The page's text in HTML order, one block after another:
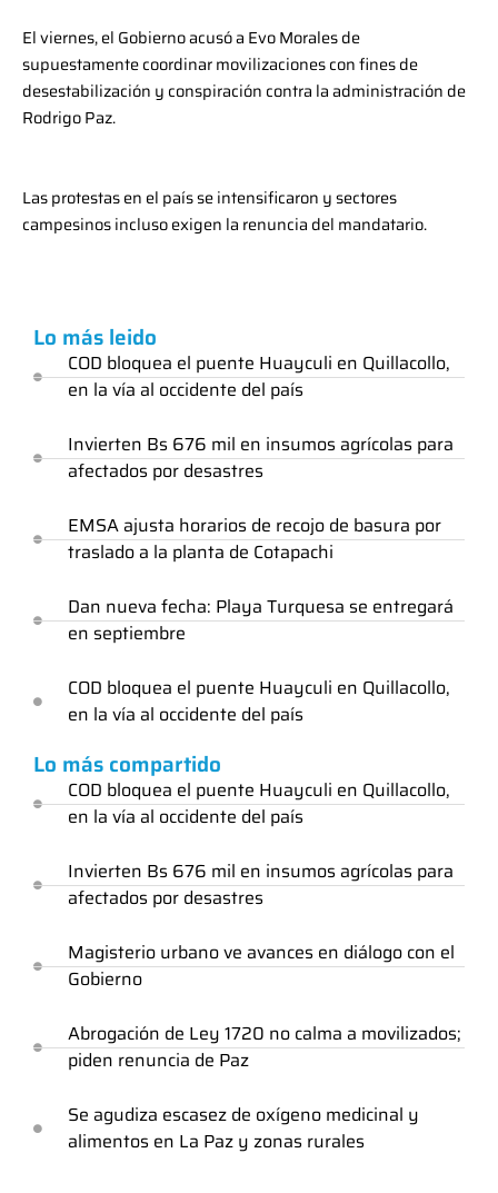
El viernes, el Gobierno acusó a Evo Morales de
supuestamente coordinar movilizaciones con fines de
desestabilización y conspiración contra la administración de
Rodrigo Paz.
Las protestas en el país se intensificaron y sectores
campesinos incluso exigen la renuncia del mandatario.
Lo más leido
COD bloquea el puente Huayculi en Quillacollo,
en la vía al occidente del país
Invierten Bs 676 mil en insumos agrícolas para
afectados por desastres
EMSA ajusta horarios de recojo de basura por
traslado a la planta de Cotapachi
Dan nueva fecha: Playa Turquesa se entregará
en septiembre
COD bloquea el puente Huayculi en Quillacollo,
en la vía al occidente del país
Lo más compartido
COD bloquea el puente Huayculi en Quillacollo,
en la vía al occidente del país
Invierten Bs 676 mil en insumos agrícolas para
afectados por desastres
Magisterio urbano ve avances en diálogo con el
Gobierno
Abrogación de Ley 1720 no calma a movilizados;
piden renuncia de Paz
Se agudiza escasez de oxígeno medicinal y
alimentos en La Paz y zonas rurales